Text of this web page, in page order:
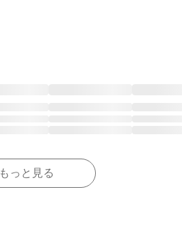
もっと見る